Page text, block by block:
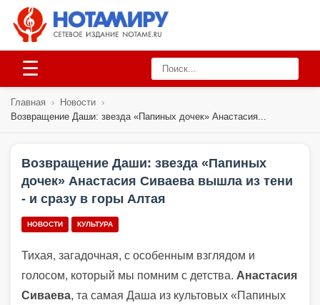
☰
Главная › Новости ›
Возвращение Даши: звезда «Папиных дочек» Анастасия...
Возвращение Даши: звезда «Папиных
дочек» Анастасия Сиваева вышла из тени
- и сразу в горы Алтая
НОВОСТИ КУЛЬТУРА
Тихая, загадочная, с особенным взглядом и
голосом, который мы помним с детства. Анастасия
Сиваева, та самая Даша из культовых «Папиных